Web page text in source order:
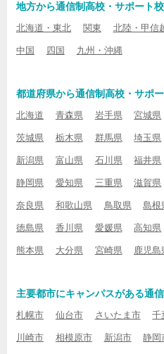
地方から通信制高校・サポート
北海道・東北 関東 北陸・甲信
中国 四国 九州・沖縄
都道府県から通信制高校・サポ
北海道 青森県 岩手県 宮城県
茨城県 栃木県 群馬県 埼玉県
新潟県 富山県 石川県 福井県
静岡県 愛知県 三重県 滋賀県
奈良県 和歌山県 鳥取県 島根
徳島県 香川県 愛媛県 高知県
熊本県 大分県 宮崎県 鹿児島
主要都市にキャンパスがある通
札幌市 仙台市 さいたま市 千
川崎市 相模原市 新潟市 静岡